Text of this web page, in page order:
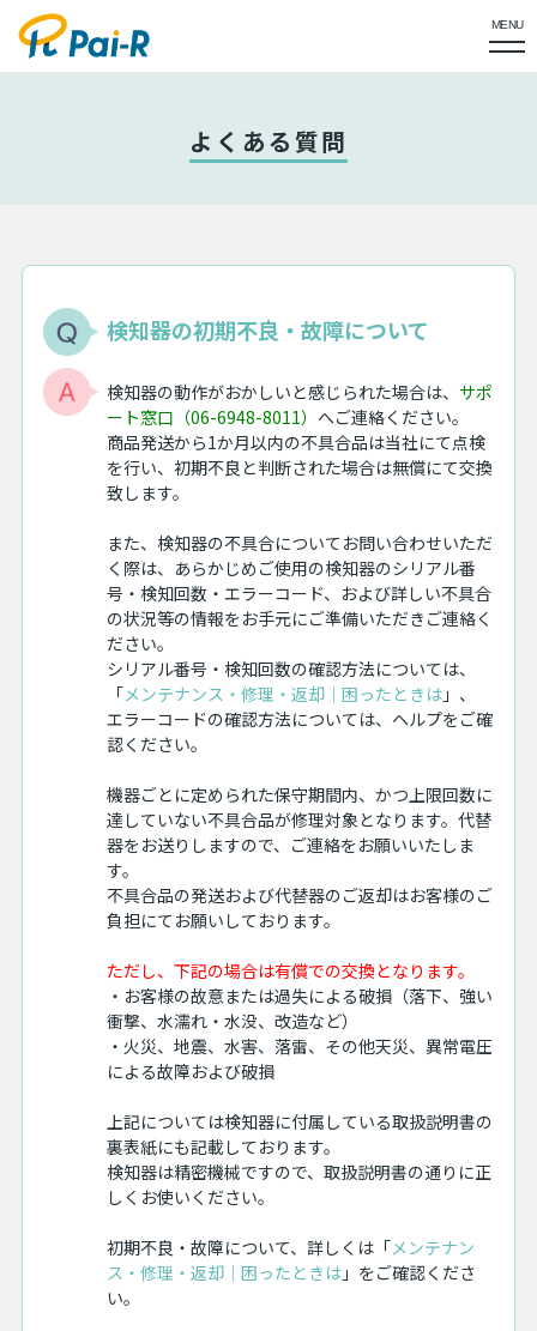
MENU
よくある質問
検知器の初期不良・故障について
検知器の動作がおかしいと感じられた場合は、 サポ
ート窓口（06-6948-8011） へご連絡ください。
商品発送から1か月以内の不具合品は当社にて点検
を行い、初期不良と判断された場合は無償にて交換
致します。
また、検知器の不具合についてお問い合わせいただ
く際は、あらかじめご使用の検知器のシリアル番
号・検知回数・エラーコード、および詳しい不具合
の状況等の情報をお手元にご準備いただきご連絡く
ださい。
シリアル番号・検知回数の確認方法については、
「メンテナンス・修理・返却｜困ったときは」、
エラーコードの確認方法については、ヘルプをご確
認ください。
機器ごとに定められた保守期間内、かつ上限回数に
達していない不具合品が修理対象となります。代替
器をお送りしますので、ご連絡をお願いいたしま
す。
不具合品の発送および代替器のご返却はお客様のご
負担にてお願いしております。
ただし、下記の場合は有償での交換となります。
・お客様の故意または過失による破損（落下、強い
衝撃、水濡れ・水没、改造など）
・火災、地震、水害、落雷、その他天災、異常電圧
による故障および破損
上記については検知器に付属している取扱説明書の
裏表紙にも記載しております。
検知器は精密機械ですので、取扱説明書の通りに正
しくお使いください。
初期不良・故障について、詳しくは「メンテナン
ス・修理・返却｜困ったときは」をご確認くださ
い。